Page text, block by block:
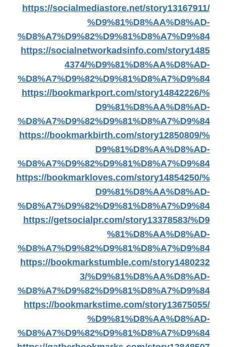
https://socialmediastore.net/story13167911/
%D9%81%D8%AA%D8%AD-
%D8%A7%D9%82%D9%81%D8%A7%D9%84
https://socialnetworkadsinfo.com/story1485
4374/%D9%81%D8%AA%D8%AD-
%D8%A7%D9%82%D9%81%D8%A7%D9%84
https://bookmarkport.com/story14842226/%
D9%81%D8%AA%D8%AD-
%D8%A7%D9%82%D9%81%D8%A7%D9%84
https://bookmarkbirth.com/story12850809/%
D9%81%D8%AA%D8%AD-
%D8%A7%D9%82%D9%81%D8%A7%D9%84
https://bookmarkloves.com/story14854250/%
D9%81%D8%AA%D8%AD-
%D8%A7%D9%82%D9%81%D8%A7%D9%84
https://getsocialpr.com/story13378583/%D9
%81%D8%AA%D8%AD-
%D8%A7%D9%82%D9%81%D8%A7%D9%84
https://bookmarkstumble.com/story1480232
3/%D9%81%D8%AA%D8%AD-
%D8%A7%D9%82%D9%81%D8%A7%D9%84
https://bookmarkstime.com/story13675055/
%D9%81%D8%AA%D8%AD-
%D8%A7%D9%82%D9%81%D8%A7%D9%84